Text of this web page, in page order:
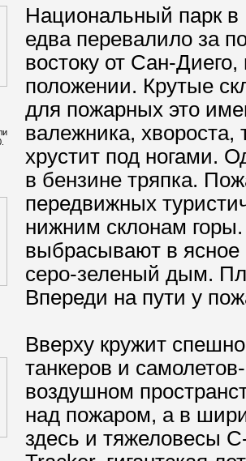
Национальный парк в
едва перевалило за
востоку от Сан-
положении. Крутые
для пожарных это
валежника, хвороста,
хрустит под ногами.
в бензине тряпка.
передвижных
нижним склонам
выбрасывают в ясное
серо-зеленый дым.
Впереди на пути у
Вверху кружит
танкеров и
воздушном
над пожаром, а в
здесь и тяжеловесы